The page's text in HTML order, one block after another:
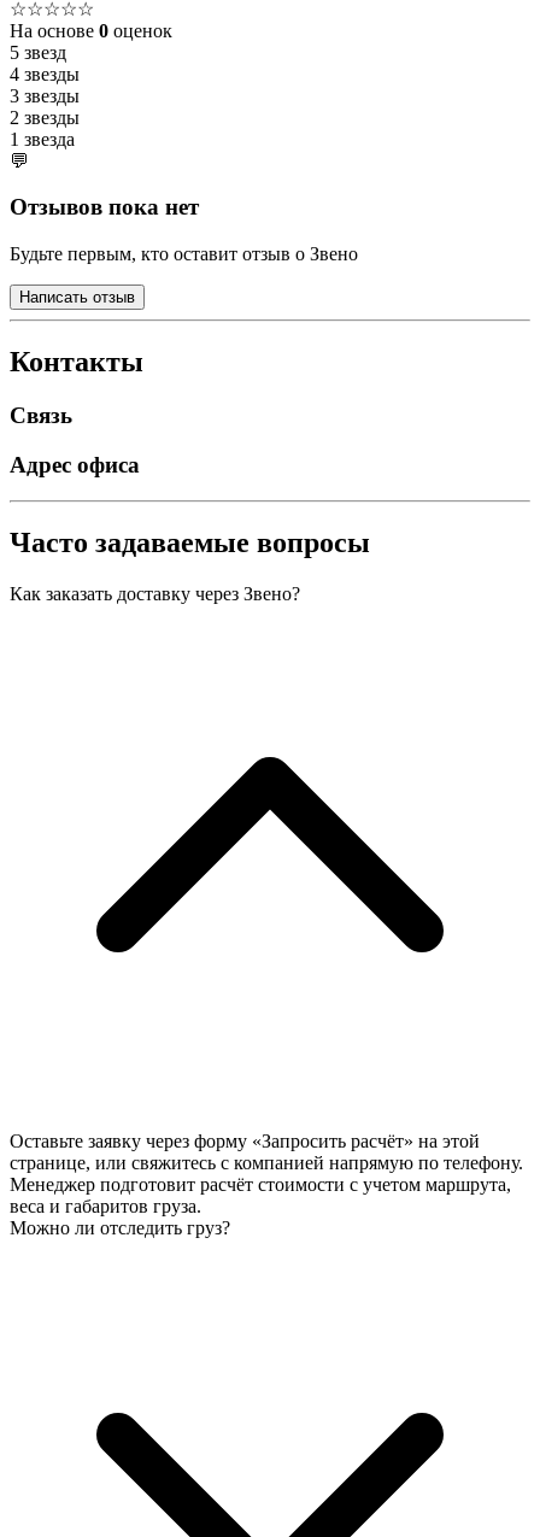
☆☆☆☆☆
На основе 0 оценок
5 звезд
4 звезды
3 звезды
2 звезды
1 звезда
💬
Отзывов пока нет
Будьте первым, кто оставит отзыв о Звено
Написать отзыв
Контакты
Связь
Адрес офиса
Часто задаваемые вопросы
Как заказать доставку через Звено?
Оставьте заявку через форму «Запросить расчёт» на этой
странице, или свяжитесь с компанией напрямую по телефону.
Менеджер подготовит расчёт стоимости с учетом маршрута,
веса и габаритов груза.
Можно ли отследить груз?